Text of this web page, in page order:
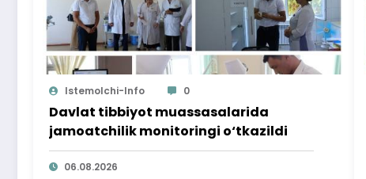
Istemolchi-Info 0
Davlat tibbiyot muassasalarida
jamoatchilik monitoringi o‘tkazildi
06.08.2026